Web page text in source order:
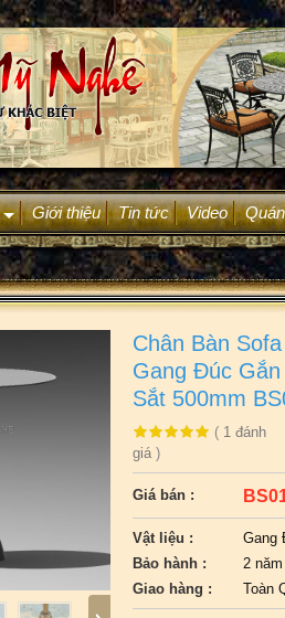
+
Giới thiệu Tin tức Video
Chân Bàn
Gang Đúc
Sắt 500mm
( 1 đánh
giá )
Giá bán :
Vật liệu :
Gang
Bảo hành :
2 năm
Giao hàng :
Toàn